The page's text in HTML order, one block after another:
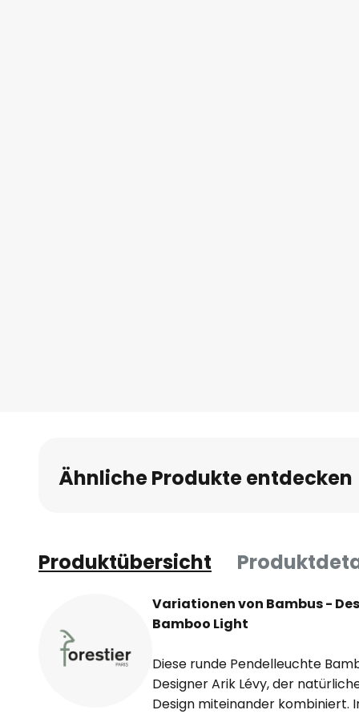
Ähnliche Produkte entdecken
Produktübersicht
Variationen von Bambus -
Bamboo Light
Diese runde Pendelleuchte
Designer Arik Lévy, der
Design miteinander kombiniert.